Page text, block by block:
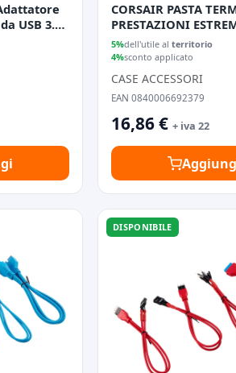
USB 3.0
CORSAIR PASTA
PRESTAZIONI
5%dell'utile al territorio
4%sconto applicato
CASE ACCESSORI
EAN 0840006692379
16,86 € + iva 22
DISPONIBILE